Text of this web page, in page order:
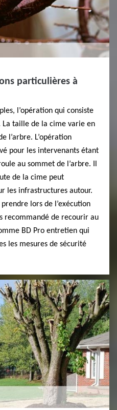
particulières à
l’opération qui consiste
La taille de la cime varie en
l’arbre. L’opération
pour les intervenants étant
au sommet de l’arbre. Il
de la cime peut
les infrastructures autour.
lors de l’exécution
recommandé de recourir au
BD Pro entretien qui
les mesures de sécurité